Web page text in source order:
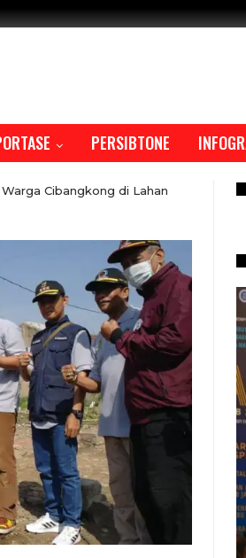
PERSIBTONE
Cibangkong di Lahan
REPORTASE
Bergeser, Generasi
Mulai Tinggalkan Pesta